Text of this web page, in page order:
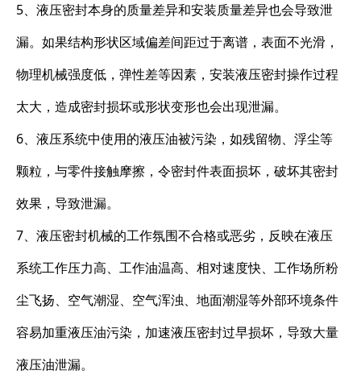
5、液压密封本身的质量差异和安装质量差异也会导致泄
漏。如果结构形状区域偏差间距过于离谱，表面不光滑，
物理机械强度低，弹性差等因素，安装液压密封操作过程
太大，造成密封损坏或形状变形也会出现泄漏。
6、液压系统中使用的液压油被污染，如残留物、浮尘等
颗粒，与零件接触摩擦，令密封件表面损坏，破坏其密封
效果，导致泄漏。
7、液压密封机械的工作氛围不合格或恶劣，反映在液压
系统工作压力高、工作油温高、相对速度快、工作场所粉
尘飞扬、空气潮湿、空气浑浊、地面潮湿等外部环境条件
容易加重液压油污染，加速液压密封过早损坏，导致大量
液压油泄漏。